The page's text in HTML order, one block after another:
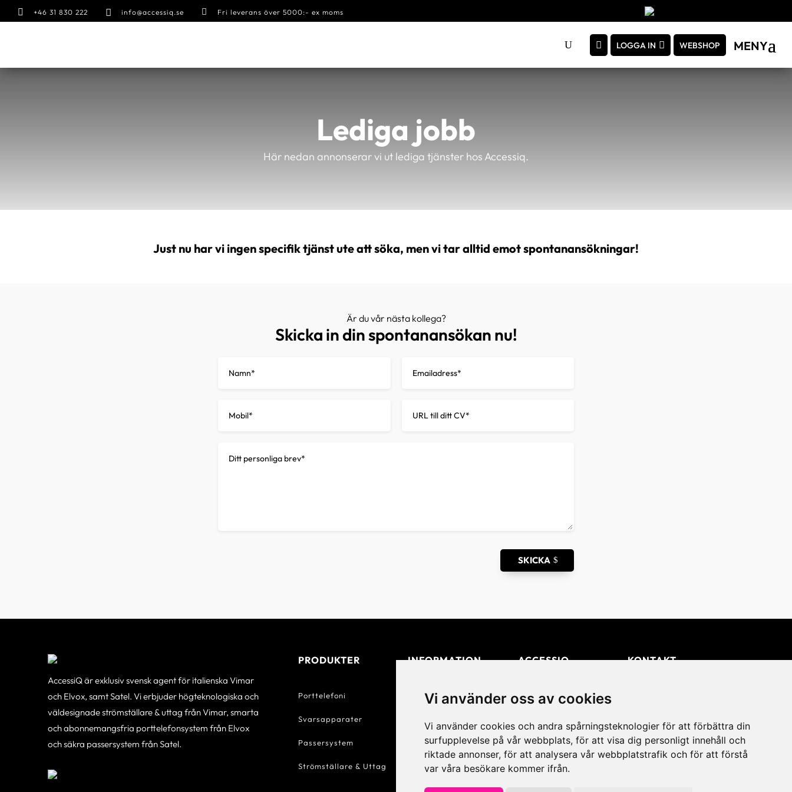
Vi använder oss av cookies
Vi använder cookies och andra spårningsteknologier för att förbättra din
surfupplevelse på vår webbplats, för att visa dig personligt innehåll och
riktade annonser, för att analysera vår webbplatstrafik och för att förstå
var våra besökare kommer ifrån.
 +46 31 830 222  info@accessiq.se  Fri leverans över 5000:- ex moms
MENY
LOGGA IN WEBSHOP
Lediga jobb
Här nedan annonserar vi ut lediga tjänster hos Accessiq.
Just nu har vi ingen specifik tjänst ute att söka, men vi tar alltid emot spontanansökningar!
Är du vår nästa kollega?
Skicka in din spontanansökan nu!
SKICKA
AccessiQ är exklusiv svensk agent för italienska Vimar
och Elvox, samt Satel. Vi erbjuder högteknologiska och
väldesignade strömställare & uttag från Vimar, smarta
och abonnemangsfria porttelefonsystem från Elvox
och säkra passersystem från Satel.
PRODUKTER
Porttelefoni
Svarsapparater
Passersystem
Strömställare & Uttag
INFORMATION
Beställning
Försäljningsvillkor
Personuppgiftspolicy
ACCESSIQ
Om oss
Dokumentation
Kontakt
KONTAKT
info@accessiq.se
Magasinsgatan 35,
Kungsbacka